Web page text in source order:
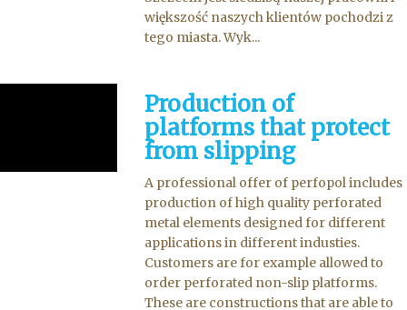
większość naszych klientów pochodzi z
tego miasta. Wyk...
Production of
platforms that protect
from slipping
A professional offer of perfopol includes
production of high quality perforated
metal elements designed for different
applications in different industies.
Customers are for example allowed to
order perforated non-slip platforms.
These are constructions that are able to